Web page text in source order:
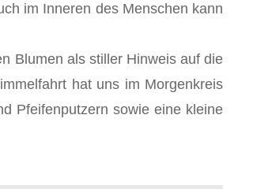
im Inneren des Menschen kann
Blumen als stiller Hinweis auf die
hat uns im Morgenkreis
Pfeifenputzern sowie eine kleine